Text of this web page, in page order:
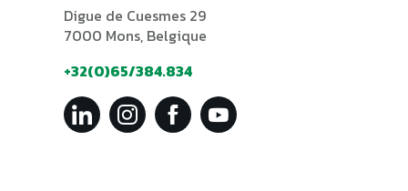
Digue de Cuesmes 29
7000 Mons, Belgique
+32(0)65/384.834